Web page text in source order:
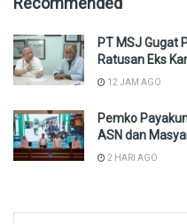
PT MSJ Gugat
Ratusan Eks
12 JAM AGO
Pemko
ASN dan
2 HARI AGO